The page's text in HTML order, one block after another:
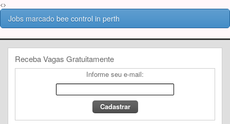
<>
Jobs marcado bee control in perth
Receba Vagas Gratuitamente
Informe seu e-mail: